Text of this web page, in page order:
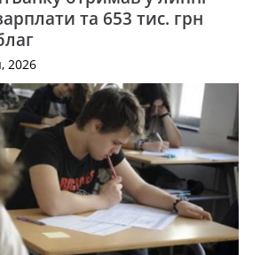
та 653 тис. грн
2026